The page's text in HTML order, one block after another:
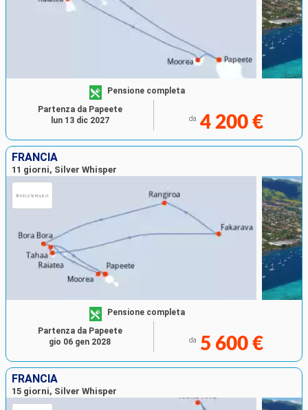
Pensione completa
da 4 200 €
Partenza da Papeete
lun 13 dic 2027
FRANCIA
11 giorni, Silver Whisper
Pensione completa
da 5 600 €
Partenza da Papeete
gio 06 gen 2028
FRANCIA
15 giorni, Silver Whisper